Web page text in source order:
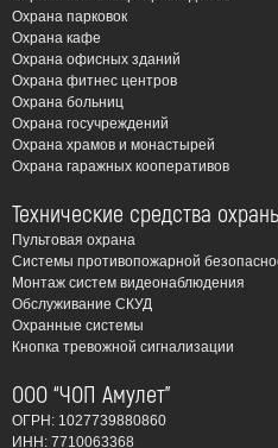
Охрана парковок
Охрана кафе
Охрана офисных зданий
Охрана фитнес центров
Охрана больниц
Охрана госучреждений
Охрана храмов и монастырей
Охрана гаражных кооперативов
Технические средства
Пультовая охрана
Системы противопожарной
Монтаж систем видеонаблюдения
Обслуживание СКУД
Охранные системы
Кнопка тревожной сигнализации
ООО “ЧОП Амулет”
ОГРН: 1027739880860
ИНН: 7710063368